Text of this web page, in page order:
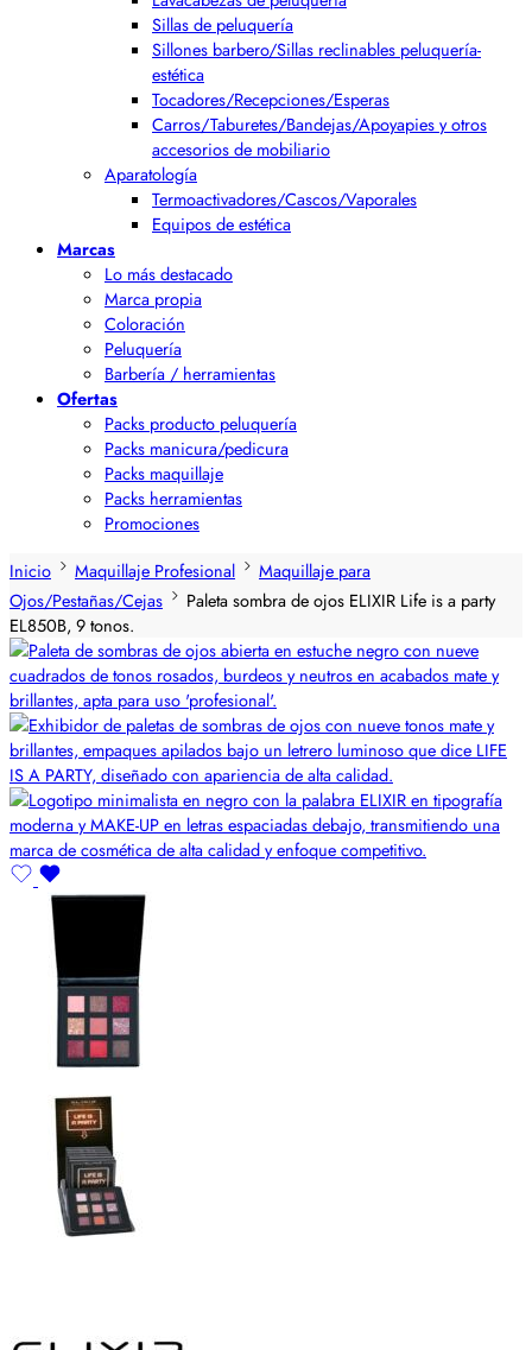
Sillas de peluquería
Sillones barbero/Sillas reclinables peluquería-
estética
Tocadores/Recepciones/Esperas
Carros/Taburetes/Bandejas/Apoyapies y otros
accesorios de mobiliario
Aparatología
Termoactivadores/Cascos/Vaporales
Equipos de estética
Marcas
Lo más destacado
Marca propia
Coloración
Peluquería
Barbería / herramientas
Ofertas
Packs producto peluquería
Packs manicura/pedicura
Packs maquillaje
Packs herramientas
Promociones
Inicio
Maquillaje Profesional
Maquillaje para
Ojos/Pestañas/Cejas
Paleta sombra de ojos ELIXIR Life is a party
EL850B, 9 tonos.